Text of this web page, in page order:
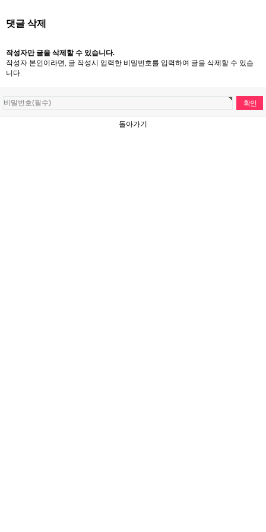
댓글 삭제
작성자만 글을 삭제할 수 있습니다.
작성자 본인이라면, 글 작성시 입력한 비밀번호를 입력하여 글을 삭제할 수 있습
니다.
돌아가기